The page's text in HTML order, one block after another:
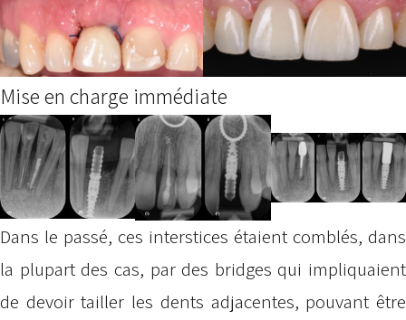
Mise en charge immédiate
Dans le passé, ces interstices étaient comblés, dans
la plupart des cas, par des bridges qui impliquaient
de devoir tailler les dents adjacentes, pouvant être